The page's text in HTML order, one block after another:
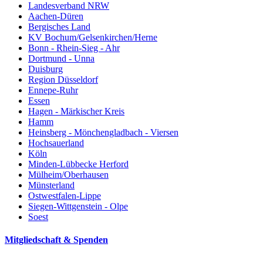
Landesverband NRW
Aachen-Düren
Bergisches Land
KV Bochum/Gelsenkirchen/Herne
Bonn - Rhein-Sieg - Ahr
Dortmund - Unna
Duisburg
Region Düsseldorf
Ennepe-Ruhr
Essen
Hagen - Märkischer Kreis
Hamm
Heinsberg - Mönchengladbach - Viersen
Hochsauerland
Köln
Minden-Lübbecke Herford
Mülheim/Oberhausen
Münsterland
Ostwestfalen-Lippe
Siegen-Wittgenstein - Olpe
Soest
Mitgliedschaft & Spenden